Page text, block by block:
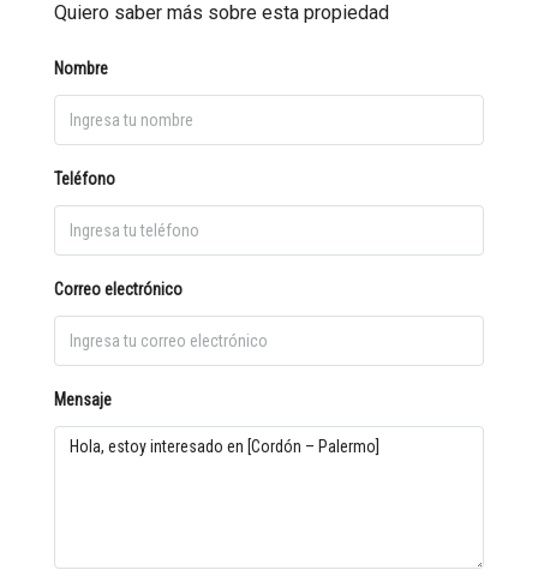
Quiero saber más sobre esta propiedad
Nombre
Teléfono
Correo electrónico
Mensaje